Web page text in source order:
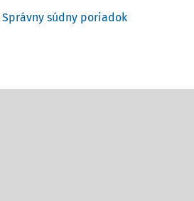
Správny súdny poriadok